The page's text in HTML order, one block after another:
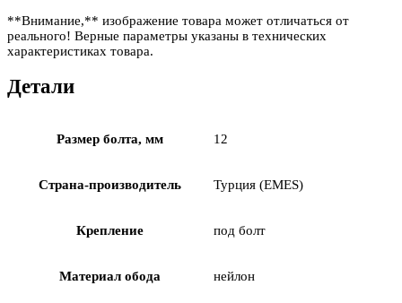
**Внимание,** изображение товара может отличаться от
реального! Верные параметры указаны в технических
характеристиках товара.
Детали
Размер болта, мм 12
Страна-производитель Турция (EMES)
Крепление под болт
Материал обода нейлон